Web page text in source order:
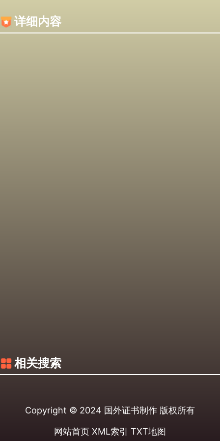
详细内容
相关搜索
Copyright © 2024 国外证书制作 版权所有
网站首页 XML索引 TXT地图